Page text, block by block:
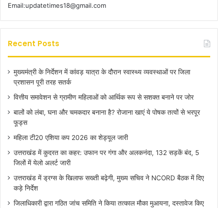
Email:updatetimes18@gmail.com
Recent Posts
मुख्यमंत्री के निर्देशन में कांवड़ यात्रा के दौरान स्वास्थ्य व्यवस्थाओं पर जिला
प्रशासन पूरी तरह सतर्क
वित्तीय समावेशन से ग्रामीण महिलाओं को आर्थिक रूप से सशक्त बनाने पर जोर
बालों को लंबा, घना और चमकदार बनाना है? रोजाना खाएं ये पोषक तत्वों से भरपूर
फूड्स
महिला टी20 एशिया कप 2026 का शेड्यूल जारी
उत्तराखंड में कुदरत का कहर: उफान पर गंगा और अलकनंदा, 132 सड़कें बंद, 5
जिलों में येलो अलर्ट जारी
उत्तराखंड में ड्रग्स के खिलाफ सख्ती बढ़ेगी, मुख्य सचिव ने NCORD बैठक में दिए
कड़े निर्देश
जिलाधिकारी द्वारा गठित जांच समिति ने किया तत्काल मौका मुआयना, दस्तावेज किए